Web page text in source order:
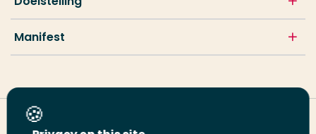
Manifest
Deel deze pagina